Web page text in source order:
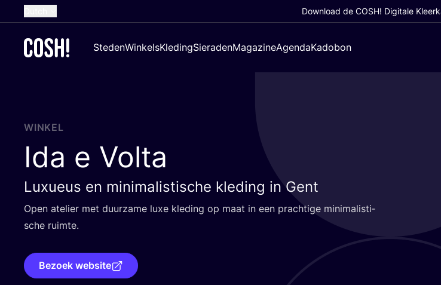
French
Croatian
Download de COSH! Digitale
StedenWinkelsKledingSieradenMagazineAgendaKadobon
WINKEL
Ida e Volta
Luxueus en minimalistische kleding in Gent
Open ate­lier met duur­za­me luxe kle­ding op maat in een prach­ti­ge mini­ma­lis­ti­
sche ruimte.
Bezoek website